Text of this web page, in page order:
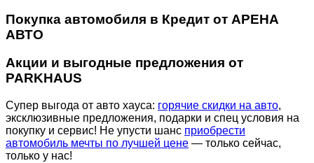
Покупка автомобиля в Кредит от АРЕНА
АВТО
Акции и выгодные предложения от
PARKHAUS
Супер выгода от авто хауса: горячие скидки на авто,
эксклюзивные предложения, подарки и спец условия на
покупку и сервис! Не упусти шанс приобрести
автомобиль мечты по лучшей цене — только сейчас,
только у нас!